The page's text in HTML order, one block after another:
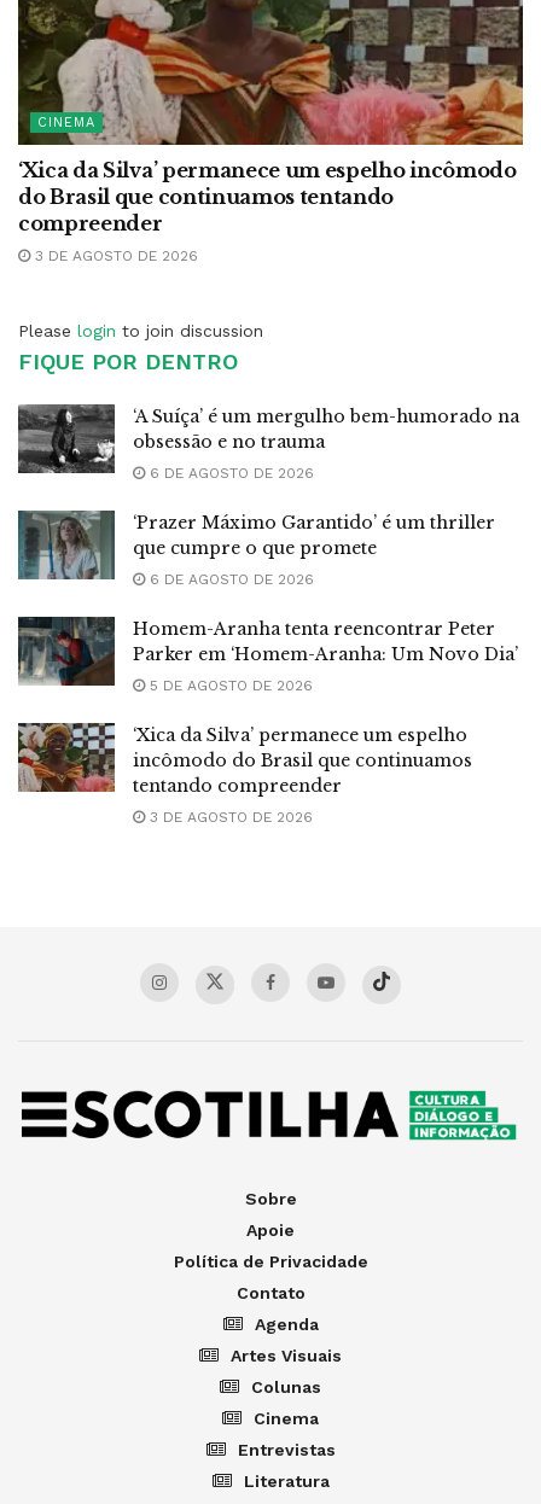
CINEMA
‘Xica da Silva’ permanece um espelho incômodo
do Brasil que continuamos tentando
compreender
3 DE AGOSTO DE 2026
Please login to join discussion
FIQUE POR DENTRO
‘A Suíça’ é um mergulho bem-humorado na
obsessão e no trauma
6 DE AGOSTO DE 2026
‘Prazer Máximo Garantido’ é um thriller
que cumpre o que promete
6 DE AGOSTO DE 2026
Homem-Aranha tenta reencontrar Peter
Parker em ‘Homem-Aranha: Um Novo Dia’
5 DE AGOSTO DE 2026
‘Xica da Silva’ permanece um espelho
incômodo do Brasil que continuamos
tentando compreender
3 DE AGOSTO DE 2026
Sobre
Apoie
Política de Privacidade
Contato
Agenda
Artes Visuais
Colunas
Cinema
Entrevistas
Literatura